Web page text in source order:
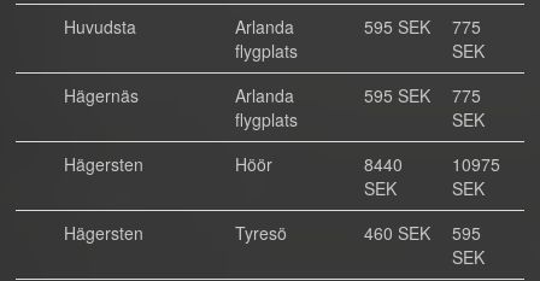
Huvudsta
Arlanda
flygplats
595 SEK
775
SEK
Hägernäs
Arlanda
flygplats
595 SEK
775
SEK
Hägersten
Höör
8440
SEK
10975
SEK
Hägersten
Tyresö 460 SEK
595
SEK